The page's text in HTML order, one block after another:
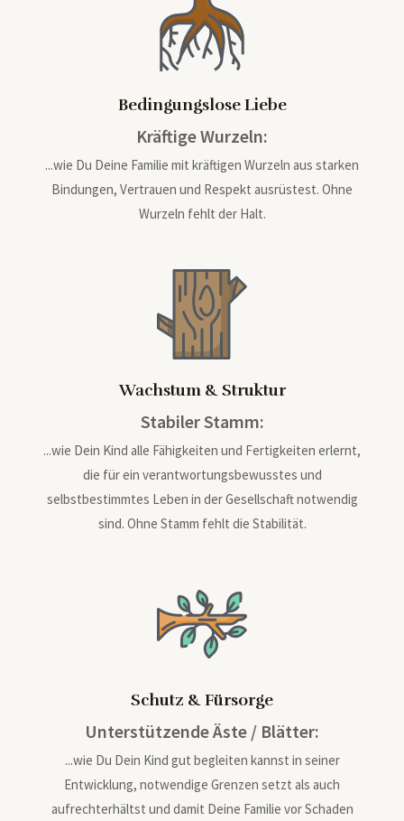
Bedingungslose Liebe
Kräftige Wurzeln:
...wie Du Deine Familie mit kräftigen Wurzeln aus starken
Bindungen, Vertrauen und Respekt ausrüstest. Ohne
Wurzeln fehlt der Halt.
Wachstum & Struktur
Stabiler Stamm:
...wie Dein Kind alle Fähigkeiten und Fertigkeiten erlernt,
die für ein verantwortungsbewusstes und
selbstbestimmtes Leben in der Gesellschaft notwendig
sind. Ohne Stamm fehlt die Stabilität.
Schutz & Fürsorge
Unterstützende Äste / Blätter:
...wie Du Dein Kind gut begleiten kannst in seiner
Entwicklung, notwendige Grenzen setzt als auch
aufrechterhältst und damit Deine Familie vor Schaden